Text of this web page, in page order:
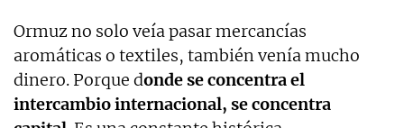
Ormuz no solo veía pasar mercancías
aromáticas o textiles, también venía mucho
dinero. Porque donde se concentra el
intercambio internacional, se concentra